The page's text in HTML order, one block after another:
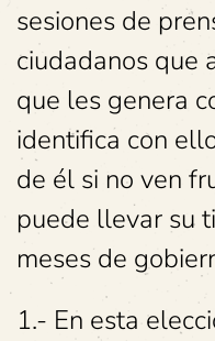
sesiones de
ciudadanos que
que les genera
identifica con
de él si no ven
puede llevar su
meses de
1.- En esta